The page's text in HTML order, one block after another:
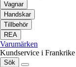
Vagnar
Handskar
Tillbehör
REA
Varumärken
Kundservice i Frankrike
Sök